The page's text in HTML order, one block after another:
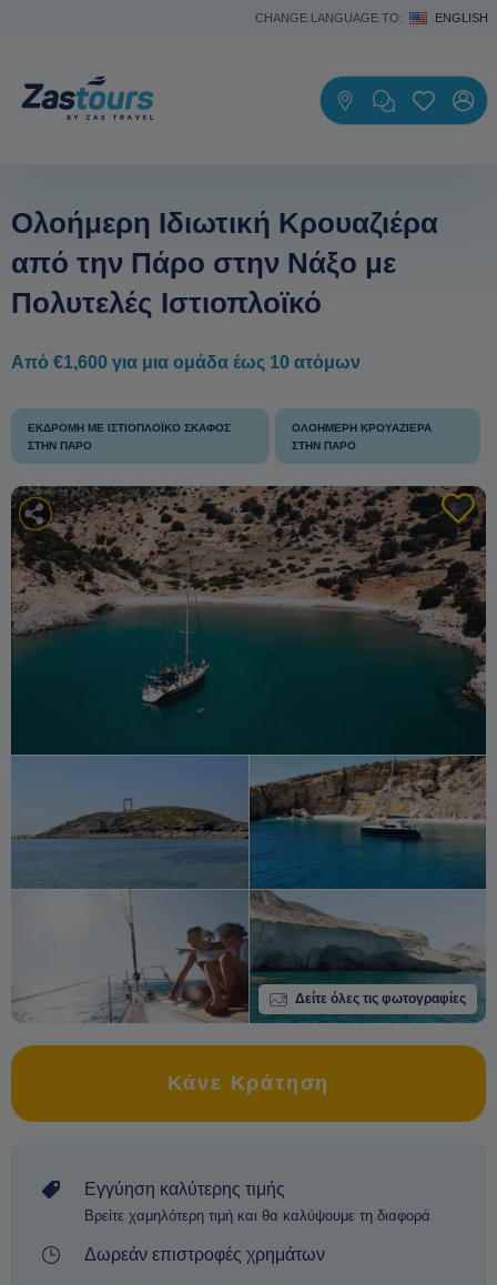
CHANGE LANGUAGE TO: ENGLISH
Ολοήμερη Ιδιωτική Κρουαζιέρα
από την Πάρο στην Νάξο με
Πολυτελές Ιστιοπλοϊκό
Από €1,600 για μια ομάδα έως 10 ατόμων
ΕΚΔΡΟΜΉ ΜΕ ΙΣΤΙΟΠΛΟΪΚΌ ΣΚΆΦΟΣ
ΣΤΗΝ ΠΆΡΟ
ΟΛΟΉΜΕΡΗ ΚΡΟΥΑΖΙΈΡΑ
ΣΤΗΝ ΠΆΡΟ
Δείτε όλες τις φωτογραφίες
Κάνε Κράτηση
Εγγύηση καλύτερης τιμής
Βρείτε χαμηλότερη τιμή και θα καλύψουμε τη διαφορά
Δωρεάν επιστροφές χρημάτων